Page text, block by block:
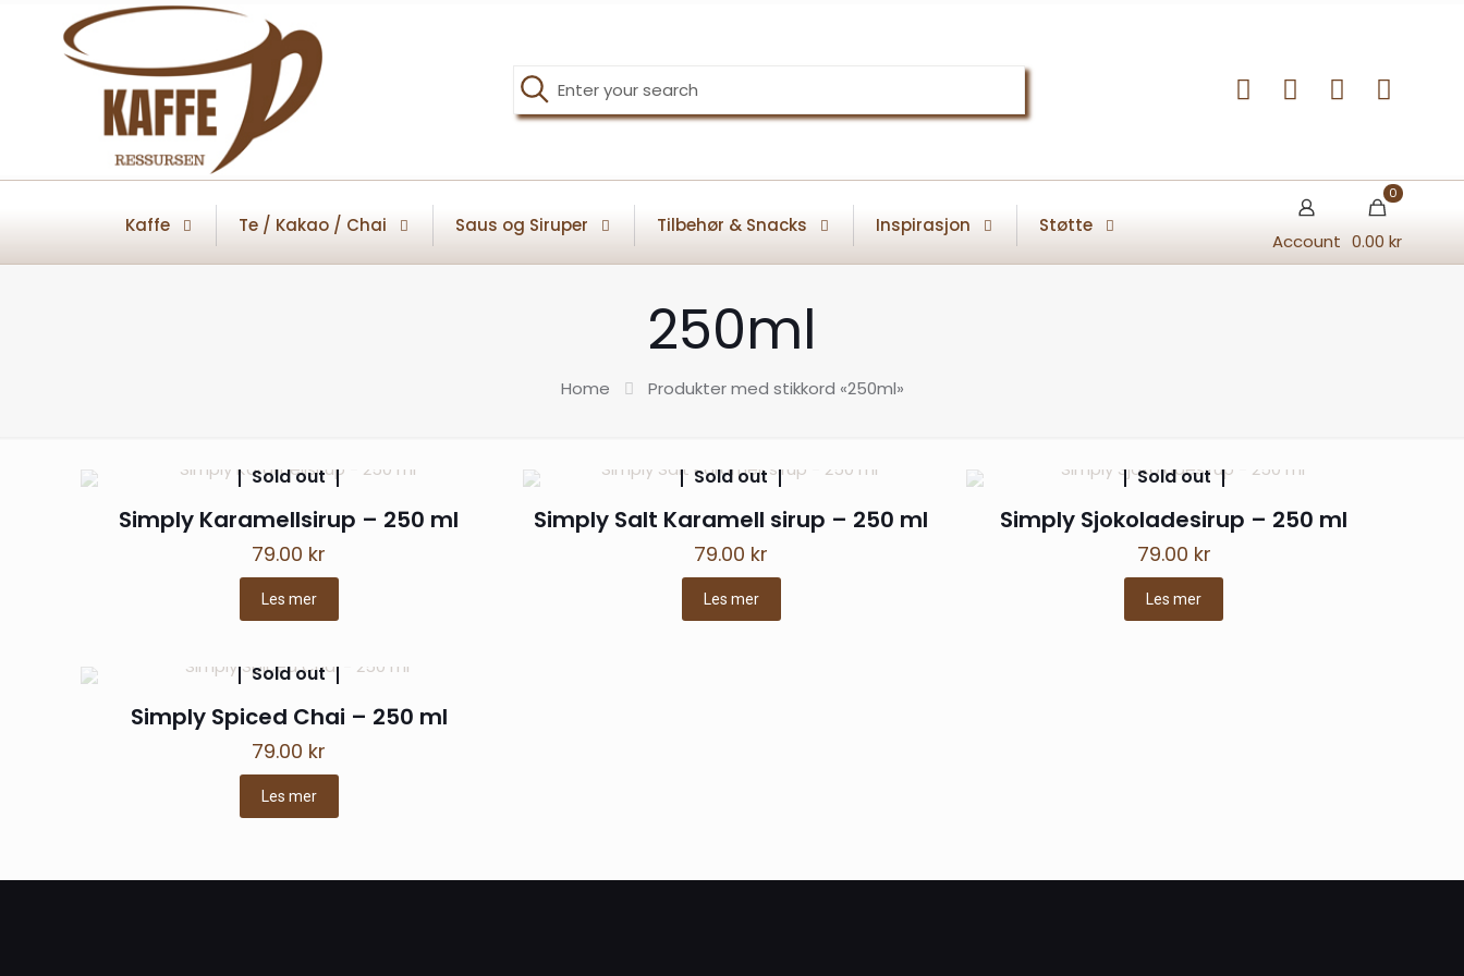
Kaffe Te / Kakao / Chai Saus og Siruper Tilbehør & Snacks Inspirasjon Støtte
Account
0
0.00 kr
250ml
Home Produkter med stikkord «250ml»
Sold out
Simply Karamellsirup – 250 ml
79.00 kr
Les mer
Sold out
Simply Salt Karamell sirup – 250 ml
79.00 kr
Les mer
Sold out
Simply Sjokoladesirup – 250 ml
79.00 kr
Les mer
Sold out
Simply Spiced Chai – 250 ml
79.00 kr
Les mer